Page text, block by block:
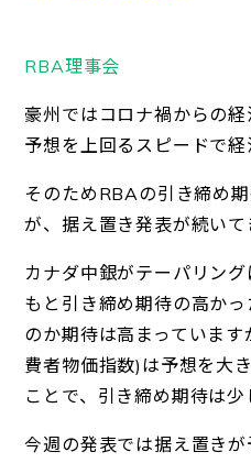
RBA理事会
豪州ではコロナ禍からの経
予想を上回るスピードで経
そのためRBAの引き締め
が、据え置き発表が続いて
カナダ中銀がテーパリン
もと引き締め期待の高か
のか期待は高まっていま
費者物価指数)は予想を大
ことで、引き締め期待は少
今週の発表では据え置き